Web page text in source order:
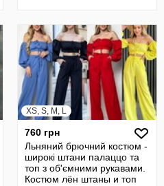
XS, S, M, L
760 грн
Льняний брючний костюм -
широкі штани палаццо та
топ з об'ємними рукавами.
Костюм лён штаны и топ